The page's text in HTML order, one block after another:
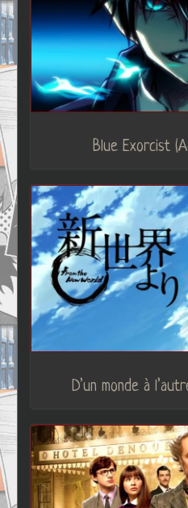
Blue Exorcist
D’un monde à